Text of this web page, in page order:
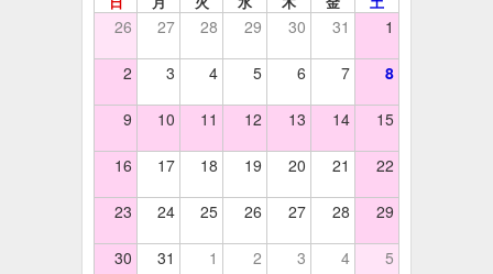
26 27 28 29 30 31 1
2 3 4 5 6 7 8
9 10 11 12 13 14 15
16 17 18 19 20 21 22
23 24 25 26 27 28 29
30 31 1 2 3 4 5